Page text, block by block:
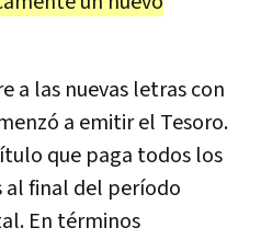
a las nuevas letras con
a emitir el Tesoro.
que paga todos los
al final del período
En términos